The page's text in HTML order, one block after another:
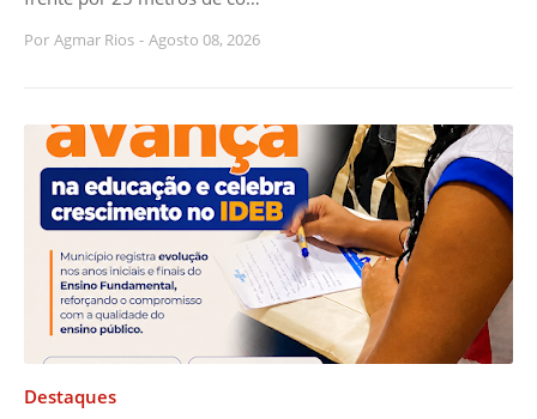
Por Agmar Rios - Agosto 08, 2026
Destaques